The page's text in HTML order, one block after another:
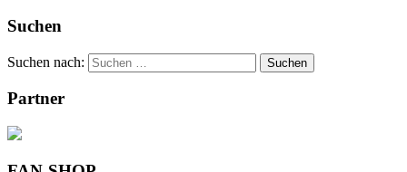
Suchen
Suchen nach: Suchen
Partner